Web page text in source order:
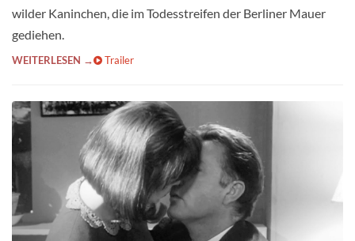
wilder Kaninchen, die im Todesstreifen der Berliner Mauer
gediehen.
WEITERLESEN → Trailer